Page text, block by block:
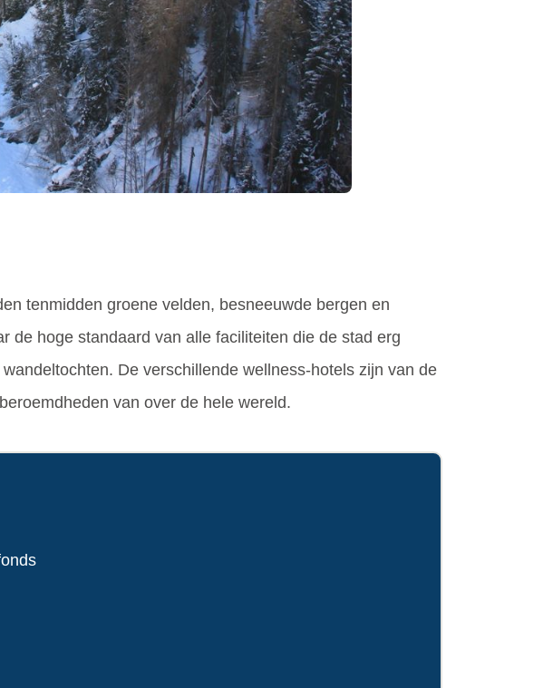
tenmidden groene velden, besneeuwde bergen en
de hoge standaard van alle faciliteiten die de stad erg
De verschillende wellness-hotels zijn van de
van over de hele wereld.